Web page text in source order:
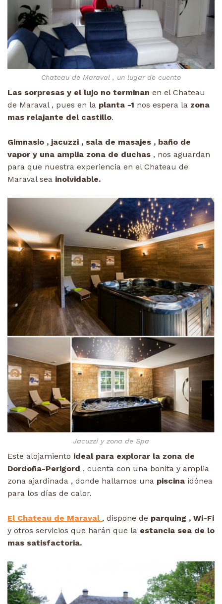
Chateau de Maraval , un lugar de cuento
Las sorpresas y el lujo no terminan en el Chateau
de Maraval , pues en la planta -1 nos espera la zona
mas relajante del castillo.
Gimnasio , jacuzzi , sala de masajes , baño de
vapor y una amplia zona de duchas , nos aguardan
para que nuestra experiencia en el Chateau de
Maraval sea inolvidable.
Jacuzzi y zona de Spa
Este alojamiento ideal para explorar la zona de
Dordoña-Perigord , cuenta con una bonita y amplia
zona ajardinada , donde hallamos una piscina idónea
para los días de calor.
El Chateau de Maraval , dispone de parquing , Wi-Fi
y otros servicios que harán que la estancia sea de lo
mas satisfactoria.